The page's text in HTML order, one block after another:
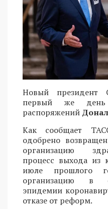
Новый
первый же день
распоряжений
Как сообщает
одобрено
организацию
процесс выхода из
июле прошлого
организацию в
эпидемии
отказе от реформ.